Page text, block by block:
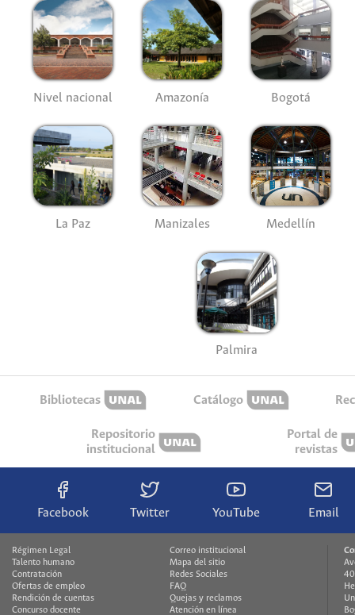
Nivel nacional Amazonía Bogotá
La Paz Manizales Medellín
Palmira
Bibliotecas Catálogo
Repositorio
institucional
Portal de
revistas
Facebook Twitter YouTube Email
Régimen Legal
Talento humano
Contratación
Ofertas de empleo
Rendición de cuentas
Concurso docente
Correo institucional
Mapa del sitio
Redes Sociales
FAQ
Quejas y reclamos
Atención en línea